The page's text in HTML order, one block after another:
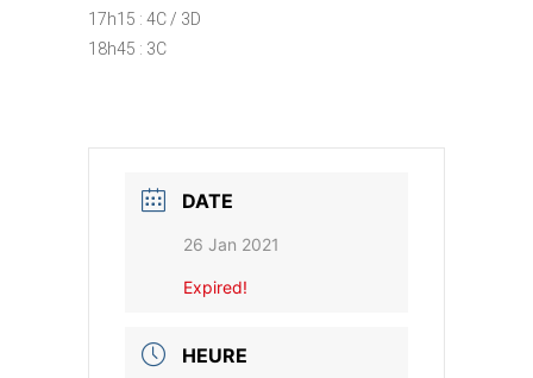
17h15 : 4C / 3D
18h45 : 3C
DATE
26 Jan 2021
Expired!
HEURE